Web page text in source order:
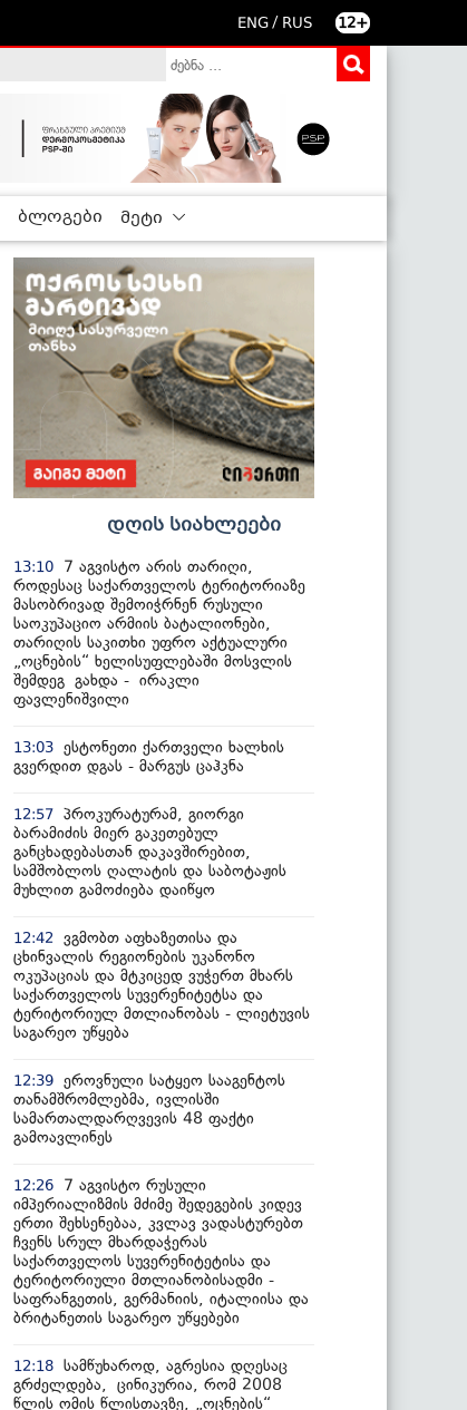
ENG / RUS 12+
ბლოგები მეტი
დღის სიახლეები
13:10
7 აგვისტო არის თარიღი,
როდესაც საქართველოს ტერიტორიაზე
მასობრივად შემოიჭრნენ რუსული
საოკუპაციო არმიის ბატალიონები,
თარიღის საკითხი უფრო აქტუალური
„ოცნების“ ხელისუფლებაში მოსვლის
შემდეგ გახდა - ირაკლი
ფავლენიშვილი
13:03 ესტონეთი ქართველი ხალხის
გვერდით დგას - მარგუს ცაჰკნა
12:57 პროკურატურამ, გიორგი
ბარამიძის მიერ გაკეთებულ
განცხადებასთან დაკავშირებით,
სამშობლოს ღალატის და საბოტაჟის
მუხლით გამოძიება დაიწყო
12:42
ვგმობთ აფხაზეთისა და
ცხინვალის რეგიონების უკანონო
ოკუპაციას და მტკიცედ ვუჭერთ მხარს
საქართველოს სუვერენიტეტსა და
ტერიტორიულ მთლიანობას - ლიეტუვის
საგარეო უწყება
12:39 ეროვნული სატყეო სააგენტოს
თანამშრომლებმა, ივლისში
სამართალდარღვევის 48 ფაქტი
გამოავლინეს
12:26
7 აგვისტო რუსული
იმპერიალიზმის მძიმე შედეგების კიდევ
ერთი შეხსენებაა, კვლავ ვადასტურებთ
ჩვენს სრულ მხარდაჭერას
საქართველოს სუვერენიტეტისა და
ტერიტორიული მთლიანობისადმი -
საფრანგეთის, გერმანიის, იტალიისა და
ბრიტანეთის საგარეო უწყებები
12:18 სამწუხაროდ, აგრესია დღესაც
გრძელდება, ცინიკურია, რომ 2008
წლის ომის წლისთავზე, „ოცნების“